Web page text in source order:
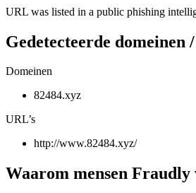
URL was listed in a public phishing
Gedetecteerde domeinen
Domeinen
82484.xyz
URL’s
http://www.82484.xyz/
Waarom mensen